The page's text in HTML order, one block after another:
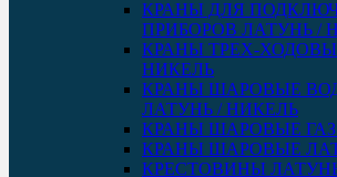
КРАНЫ ДЛЯ
ПРИБОРОВ ЛАТУНЬ /
КРАНЫ ТРЕХ-
НИКЕЛЬ
КРАНЫ ШАРОВЫЕ
ЛАТУНЬ / НИКЕЛЬ
КРАНЫ ШАРОВЫЕ
КРАНЫ ШАРОВЫЕ
КРЕСТОВИНЫ